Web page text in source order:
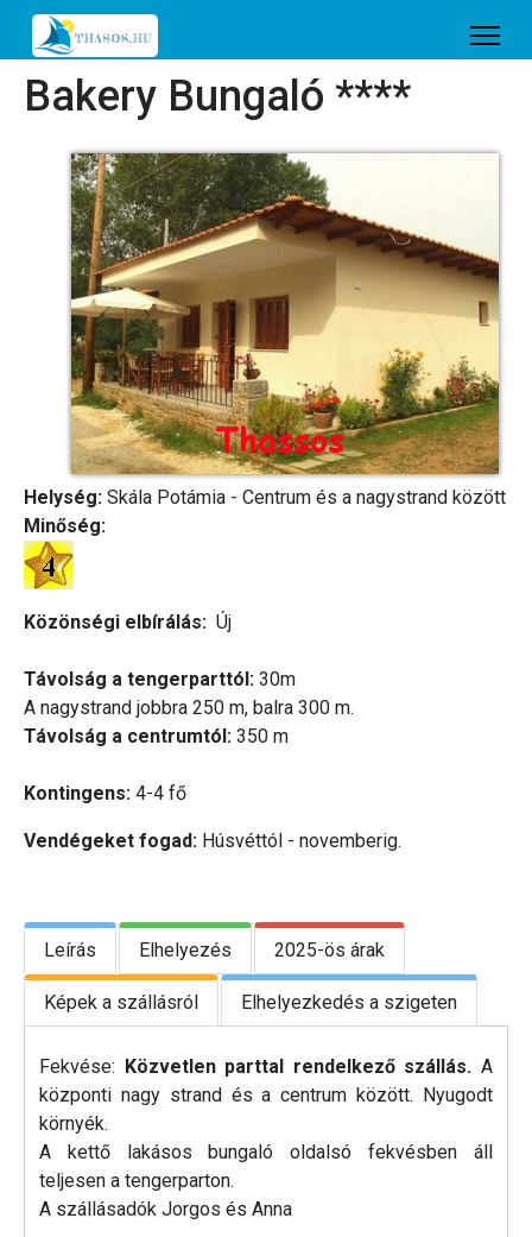
Bakery Bungaló ****
Helység: Skála Potámia - Centrum és a nagystrand között
Minőség:
Közönségi elbírálás: Új
Távolság a tengerparttól: 30m
A nagystrand jobbra 250 m, balra 300 m.
Távolság a centrumtól: 350 m
Kontingens: 4-4 fő
Vendégeket fogad: Húsvéttól - novemberig.
Leírás Elhelyezés 2025-ös árak
Képek a szállásról Elhelyezkedés a szigeten
Fekvése: Közvetlen parttal rendelkező szállás. A
központi nagy strand és a centrum között. Nyugodt
környék.
A kettő lakásos bungaló oldalsó fekvésben áll
teljesen a tengerparton.
A szállásadók Jorgos és Anna